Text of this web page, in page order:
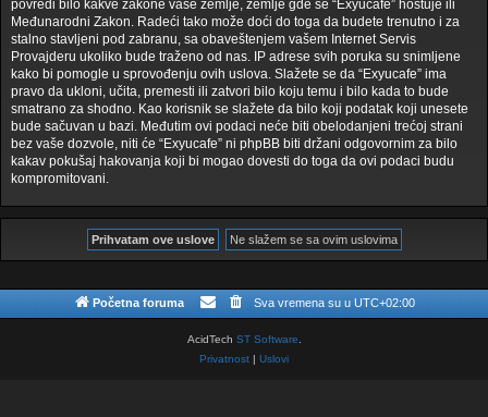
povredi bilo kakve zakone vaše zemlje, zemlje gde se “Exyucafe” hostuje ili
Međunarodni Zakon. Radeći tako može doći do toga da budete trenutno i za
stalno stavljeni pod zabranu, sa obaveštenjem vašem Internet Servis
Provajderu ukoliko bude traženo od nas. IP adrese svih poruka su snimljene
kako bi pomogle u sprovođenju ovih uslova. Slažete se da “Exyucafe” ima
pravo da ukloni, učita, premesti ili zatvori bilo koju temu i bilo kada to bude
smatrano za shodno. Kao korisnik se slažete da bilo koji podatak koji unesete
bude sačuvan u bazi. Međutim ovi podaci neće biti obelodanjeni trećoj strani
bez vaše dozvole, niti će “Exyucafe” ni phpBB biti držani odgovornim za bilo
kakav pokušaj hakovanja koji bi mogao dovesti do toga da ovi podaci budu
kompromitovani.
Početna foruma Sva vremena su u UTC+02:00
AcidTech ST Software
Privatnost | Uslovi